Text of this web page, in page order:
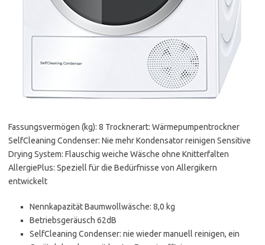
Fassungsvermögen (kg): 8 Trocknerart: Wärmepumpentrockner
SelfCleaning Condenser: Nie mehr Kondensator reinigen Sensitive
Drying System: Flauschig weiche Wäsche ohne Knitterfalten
AllergiePlus: Speziell für die Bedürfnisse von Allergikern
entwickelt
Nennkapazität Baumwollwäsche: 8,0 kg
Betriebsgeräusch 62dB
SelfCleaning Condenser: nie wieder manuell reinigen, ein